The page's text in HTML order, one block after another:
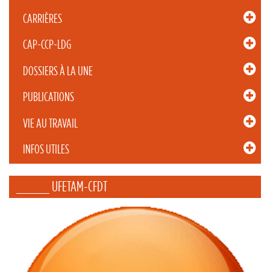
CARRIÈRES
CAP-CCP-LDG
DOSSIERS À LA UNE
PUBLICATIONS
VIE AU TRAVAIL
INFOS UTILES
_____ UFETAM-CFDT